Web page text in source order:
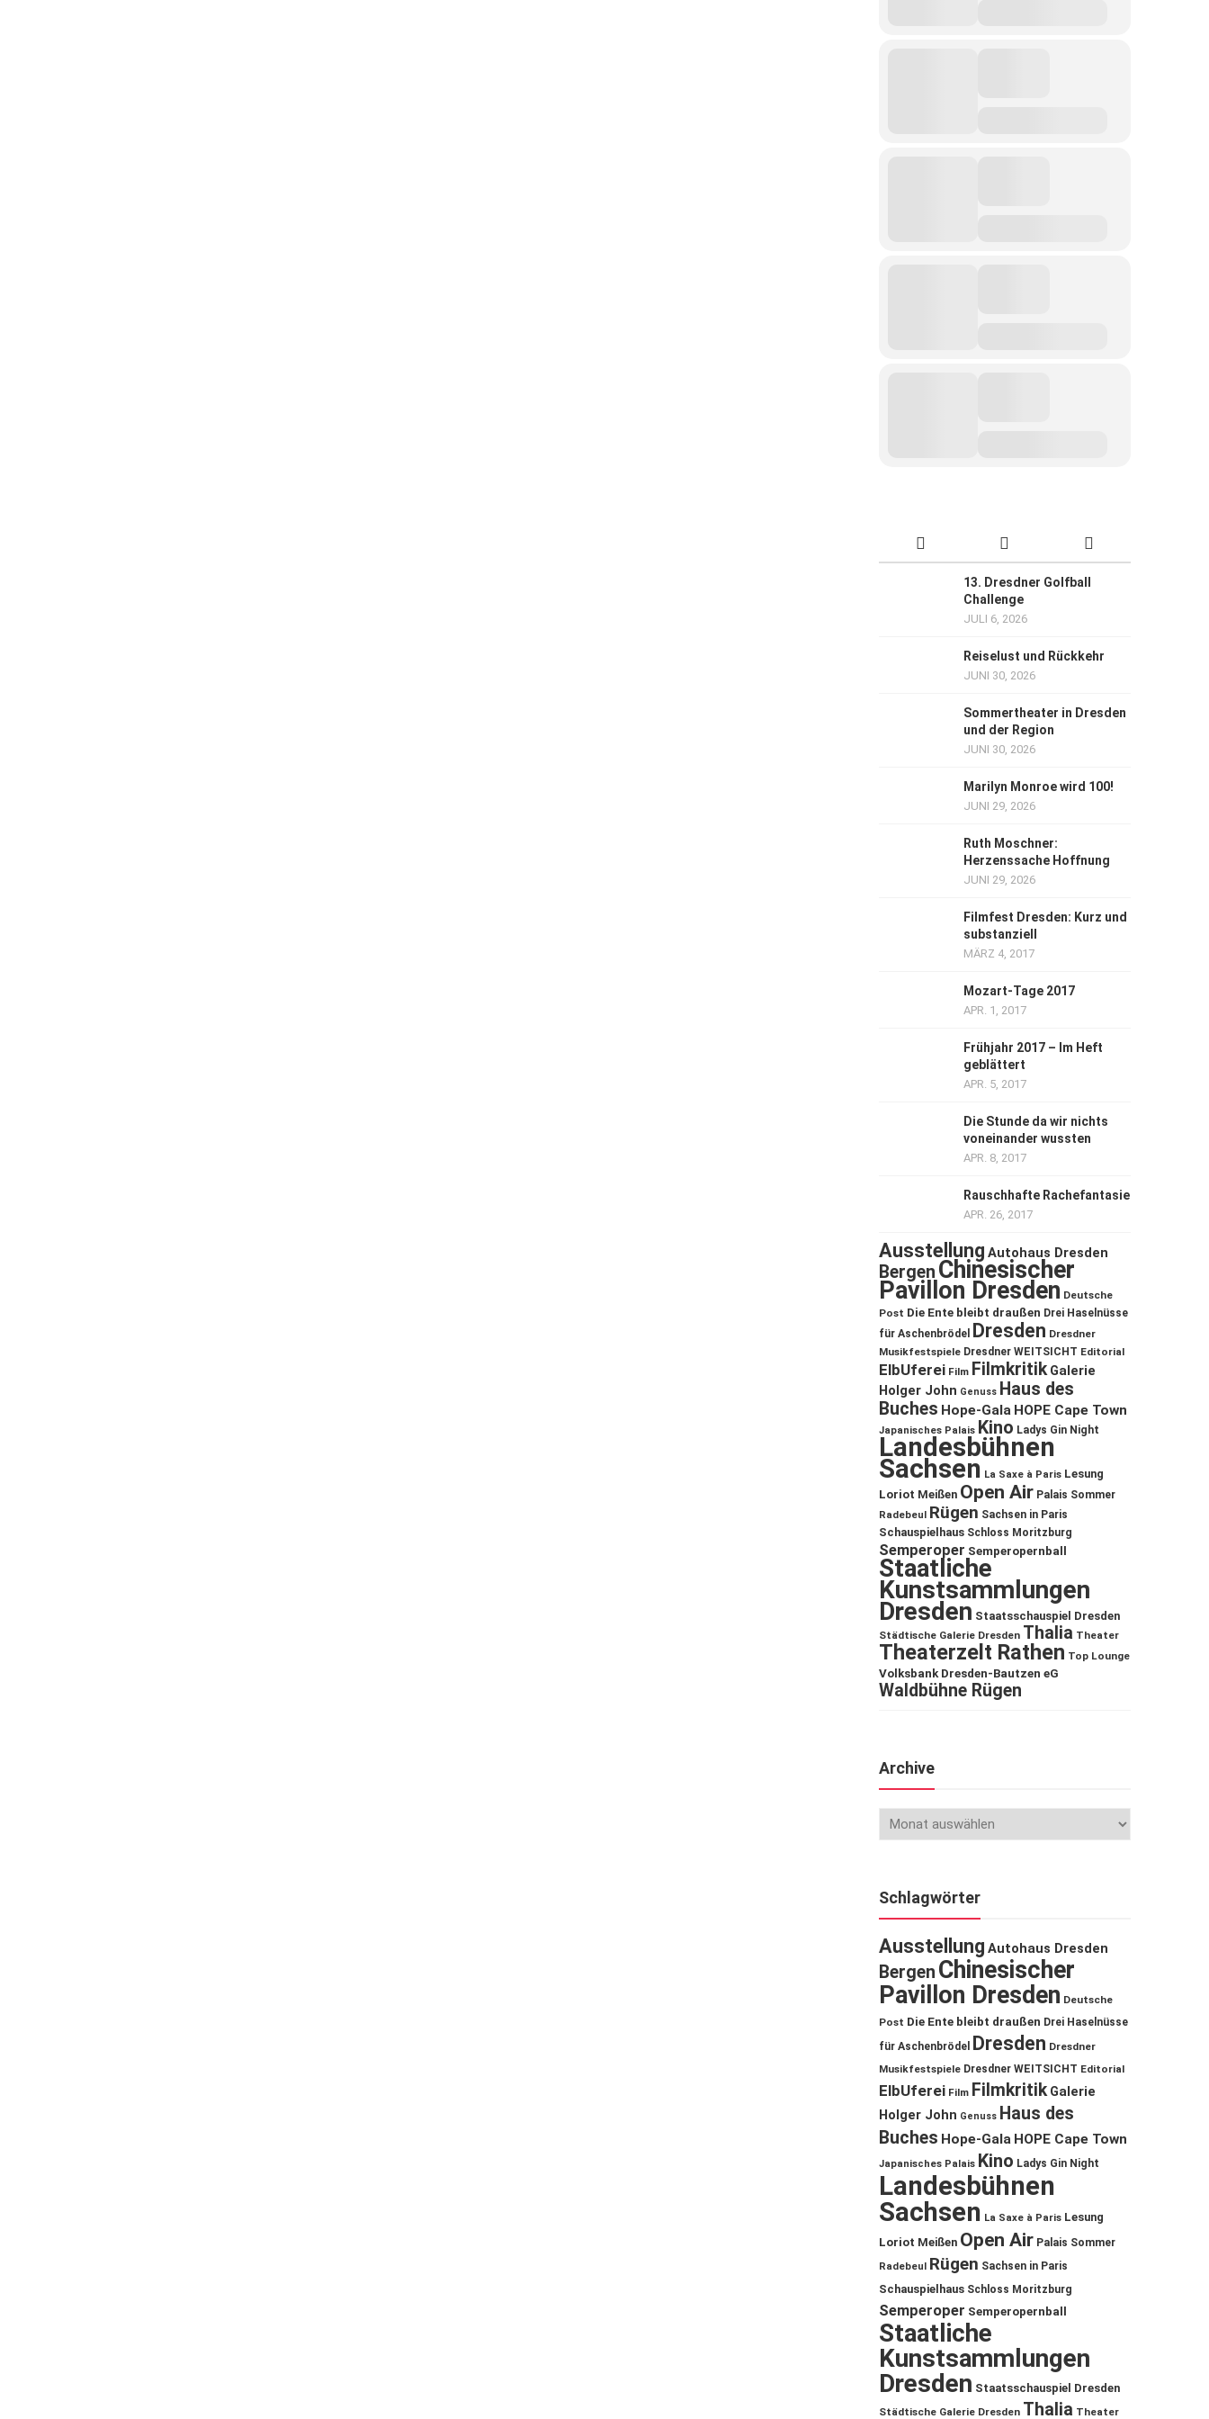
13. Dresdner Golfball
Challenge
JULI 6, 2026
Reiselust und Rückkehr
JUNI 30, 2026
Sommertheater in Dresden
und der Region
JUNI 30, 2026
Marilyn Monroe wird 100!
JUNI 29, 2026
Ruth Moschner:
Herzenssache Hoffnung
JUNI 29, 2026
Filmfest Dresden: Kurz und
substanziell
MÄRZ 4, 2017
Mozart-Tage 2017
APR. 1, 2017
Frühjahr 2017 – Im Heft
geblättert
APR. 5, 2017
Die Stunde da wir nichts
voneinander wussten
APR. 8, 2017
Rauschhafte Rachefantasie
APR. 26, 2017
Ausstellung Autohaus Dresden
Bergen Chinesischer
Pavillon Dresden Deutsche
Post Die Ente bleibt draußen Drei Haselnüsse
für Aschenbrödel
Dresden Dresdner
Musikfestspiele Dresdner WEITSICHT Editorial
ElbUferei Film Filmkritik Galerie
Holger John Genuss Haus des
Buches Hope-Gala HOPE Cape Town
Japanisches Palais Kino Ladys Gin Night
Landesbühnen
Sachsen La Saxe à Paris Lesung
Loriot Meißen Open Air Palais Sommer
Radebeul Rügen Sachsen in Paris
Schauspielhaus Schloss Moritzburg
Semperoper Semperopernball
Staatliche
Kunstsammlungen
Dresden Staatsschauspiel Dresden
Städtische Galerie Dresden Thalia Theater
Theaterzelt Rathen Top Lounge
Volksbank Dresden-Bautzen eG
Waldbühne Rügen
Archive
Schlagwörter
Ausstellung Autohaus Dresden
Bergen Chinesischer
Pavillon Dresden Deutsche
Post Die Ente bleibt draußen Drei Haselnüsse
für Aschenbrödel
Dresden Dresdner
Musikfestspiele Dresdner WEITSICHT Editorial
ElbUferei Film Filmkritik Galerie
Holger John Genuss Haus des
Buches Hope-Gala HOPE Cape Town
Japanisches Palais Kino Ladys Gin Night
Landesbühnen
Sachsen La Saxe à Paris Lesung
Loriot Meißen Open Air Palais Sommer
Radebeul Rügen Sachsen in Paris
Schauspielhaus Schloss Moritzburg
Semperoper Semperopernball
Staatliche
Kunstsammlungen
Dresden Staatsschauspiel Dresden
Städtische Galerie Dresden Thalia Theater